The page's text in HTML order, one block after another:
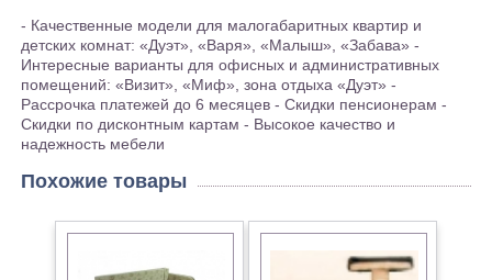
- Качественные модели для малогабаритных квартир и
детских комнат: «Дуэт», «Варя», «Малыш», «Забава» -
Интересные варианты для офисных и административных
помещений: «Визит», «Миф», зона отдыха «Дуэт» -
Рассрочка платежей до 6 месяцев - Скидки пенсионерам -
Скидки по дисконтным картам - Высокое качество и
надежность мебели
Похожие товары